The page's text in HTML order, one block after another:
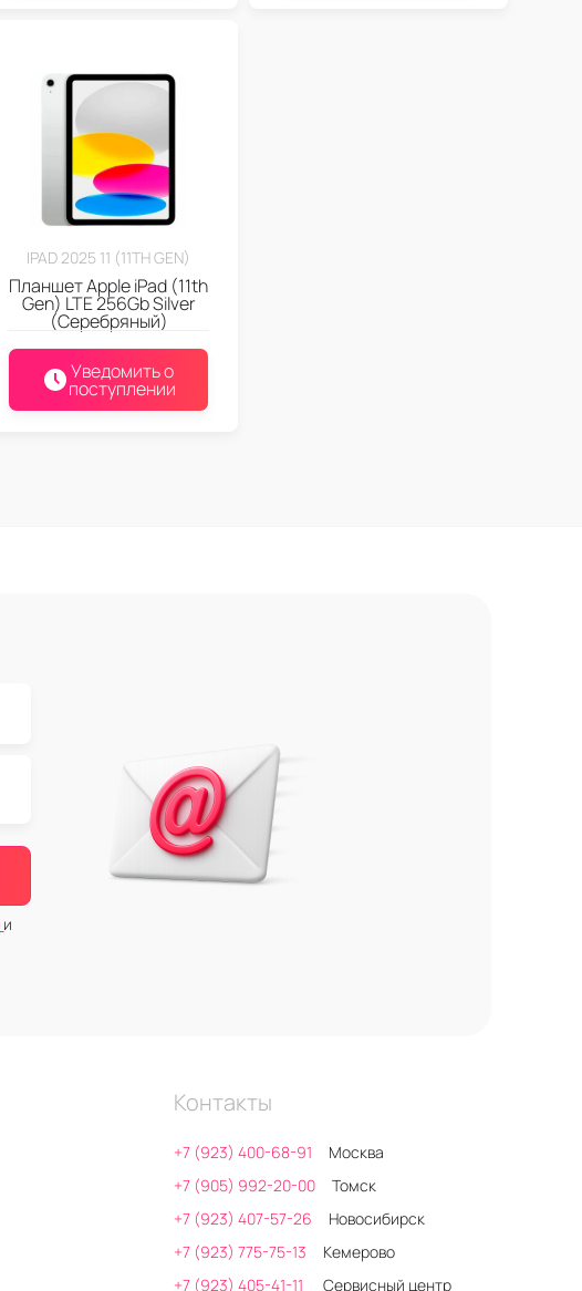
IPAD 2025 11 (11TH GEN)
Планшет Apple iPad (11th
Gen) LTE 256Gb Silver
(Серебряный)
Уведомить о
поступлении
и
Контакты
+7 (923) 400-68-91
Москва
+7 (905) 992-20-00
Томск
+7 (923) 407-57-26
Новосибирск
+7 (923) 775-75-13
Кемерово
+7 (923) 405-41-11
Сервисный центр